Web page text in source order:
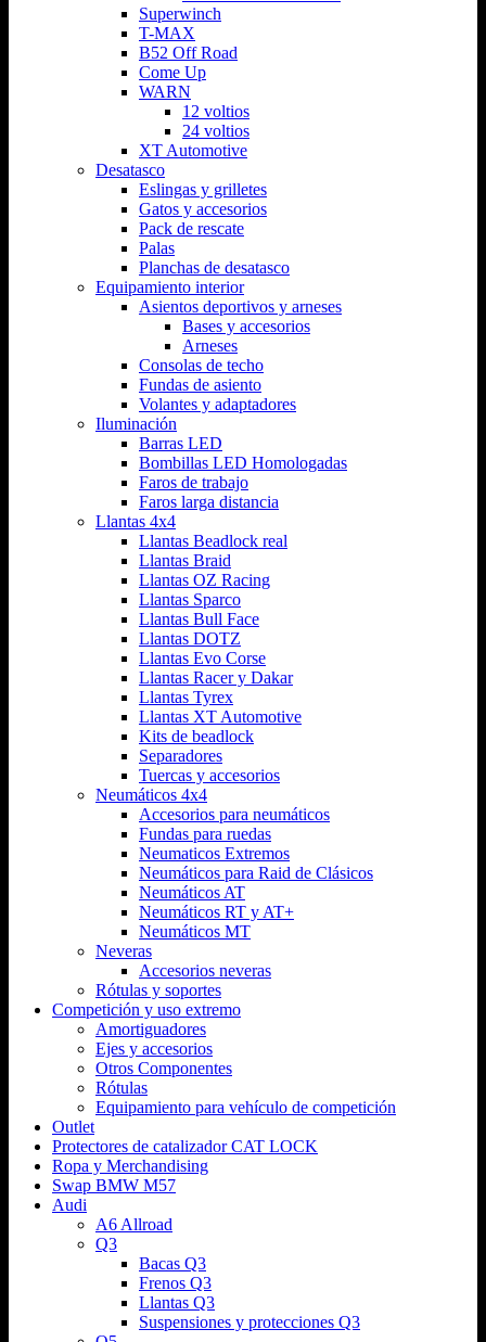
Superwinch
T-MAX
B52 Off Road
Come Up
WARN
12 voltios
24 voltios
XT Automotive
Desatasco
Eslingas y grilletes
Gatos y accesorios
Pack de rescate
Palas
Planchas de desatasco
Equipamiento interior
Asientos deportivos y arneses
Bases y accesorios
Arneses
Consolas de techo
Fundas de asiento
Volantes y adaptadores
Iluminación
Barras LED
Bombillas LED Homologadas
Faros de trabajo
Faros larga distancia
Llantas 4x4
Llantas Beadlock real
Llantas Braid
Llantas OZ Racing
Llantas Sparco
Llantas Bull Face
Llantas DOTZ
Llantas Evo Corse
Llantas Racer y Dakar
Llantas Tyrex
Llantas XT Automotive
Kits de beadlock
Separadores
Tuercas y accesorios
Neumáticos 4x4
Accesorios para neumáticos
Fundas para ruedas
Neumaticos Extremos
Neumáticos para Raid de Clásicos
Neumáticos AT
Neumáticos RT y AT+
Neumáticos MT
Neveras
Accesorios neveras
Rótulas y soportes
Competición y uso extremo
Amortiguadores
Ejes y accesorios
Otros Componentes
Rótulas
Equipamiento para vehículo de competición
Outlet
Protectores de catalizador CAT LOCK
Ropa y Merchandising
Swap BMW M57
Audi
A6 Allroad
Q3
Bacas Q3
Frenos Q3
Llantas Q3
Suspensiones y protecciones Q3